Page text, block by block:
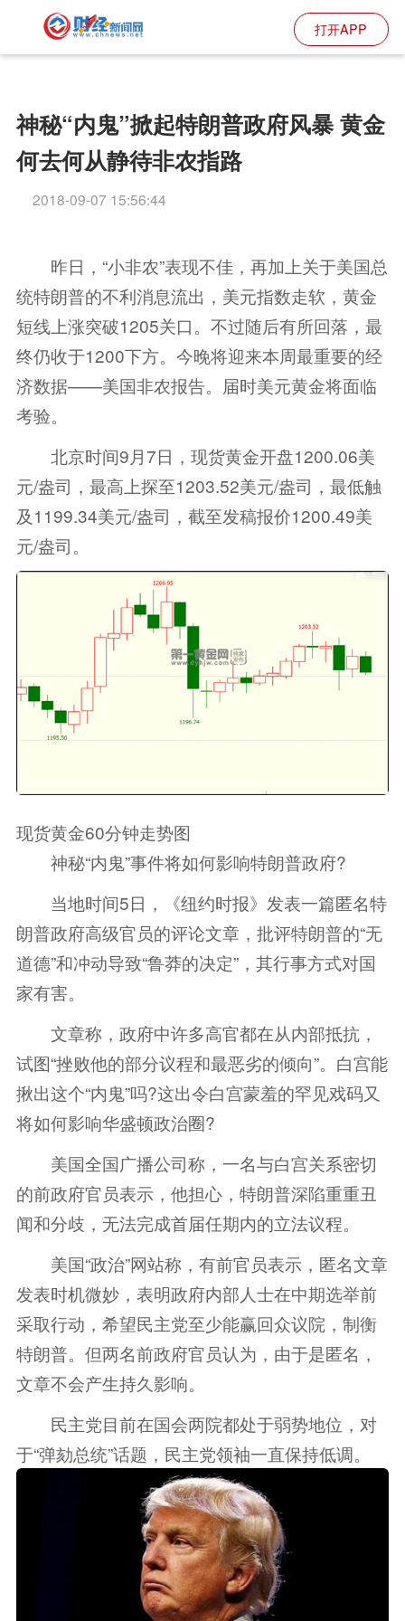
打开APP
神秘“内鬼”掀起特朗普政府风暴 黄金
何去何从静待非农指路
2018-09-07 15:56:44
昨日，“小非农”表现不佳，再加上关于美国总
统特朗普的不利消息流出，美元指数走软，黄金
短线上涨突破1205关口。不过随后有所回落，最
终仍收于1200下方。今晚将迎来本周最重要的经
济数据——美国非农报告。届时美元黄金将面临
考验。
北京时间9月7日，现货黄金开盘1200.06美
元/盎司，最高上探至1203.52美元/盎司，最低触
及1199.34美元/盎司，截至发稿报价1200.49美
元/盎司。
现货黄金60分钟走势图
神秘“内鬼”事件将如何影响特朗普政府?
当地时间5日，《纽约时报》发表一篇匿名特
朗普政府高级官员的评论文章，批评特朗普的“无
道德”和冲动导致“鲁莽的决定”，其行事方式对国
家有害。
文章称，政府中许多高官都在从内部抵抗，
试图“挫败他的部分议程和最恶劣的倾向”。白宫能
揪出这个“内鬼”吗?这出令白宫蒙羞的罕见戏码又
将如何影响华盛顿政治圈?
美国全国广播公司称，一名与白宫关系密切
的前政府官员表示，他担心，特朗普深陷重重丑
闻和分歧，无法完成首届任期内的立法议程。
美国“政治”网站称，有前官员表示，匿名文章
发表时机微妙，表明政府内部人士在中期选举前
采取行动，希望民主党至少能赢回众议院，制衡
特朗普。但两名前政府官员认为，由于是匿名，
文章不会产生持久影响。
民主党目前在国会两院都处于弱势地位，对
于“弹劾总统”话题，民主党领袖一直保持低调。